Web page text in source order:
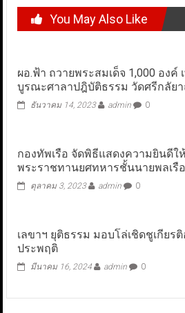
You May Also Like
ผอ.ฟ้า ถวายพระสมเด็จ 1,000 องค์
บูรณะศาลาปฎิบัติธรรม วัดศรีกลัย
ธันวาคม 14, 2023 admin 0
กองทัพเรือ จัดพิธีแสดงความยินดีใ
พระราชทานยศทหารชั้นนายพลเรือ
ตุลาคม 3, 2023 admin 0
เลขาฯ ยุติธรรม มอบโล่เชิดชูเกียร
ประพฤติ
มีนาคม 16, 2024 admin 0